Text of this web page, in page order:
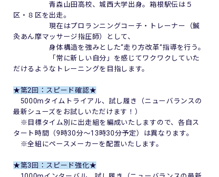
青森山田高校、城西大学出身。箱根駅伝は５
区・８区を出走。
現在はプロランニングコーチ・トレーナー（鍼
灸あん摩マッサージ指圧師）として、
身体構造を強みとした“走り方改革”指導を行う。
「常に新しい自分」を感じてワクワクしていた
だけるようなトレーニングを目指します。
★第2回：スピード確認★
5000mタイムトライアル、試し履き（ニューバランスの
最新シューズをお試しいただけます！）
※目標タイム別に出走組を編成いたしますので、各自ス
タート時間（9時30分～13時30分予定）は異なります。
※全組にペースメーカーを配置いたします。
★第3回：スピード強化★